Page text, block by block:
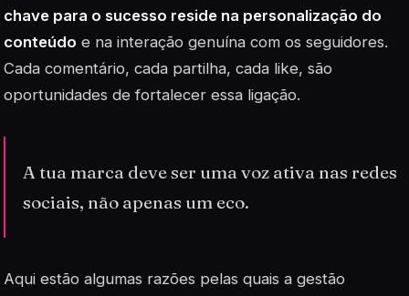
chave para o sucesso reside na personalização do
conteúdo e na interação genuína com os seguidores.
Cada comentário, cada partilha, cada like, são
oportunidades de fortalecer essa ligação.
A tua marca deve ser uma voz ativa nas redes
sociais, não apenas um eco.
Aqui estão algumas razões pelas quais a gestão